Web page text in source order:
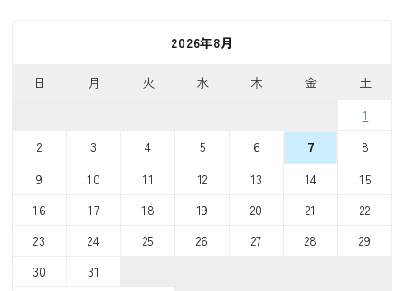
2026年8月
日 月 火 水 木 金 土
1
2
3 4 5 6 7
8
9
10 11 12 13 14
15
16
17 18 19 20 21
22
23
24 25 26 27 28
29
30
31